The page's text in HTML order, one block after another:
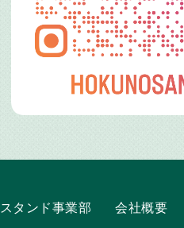
スタンド事業部 会社概要